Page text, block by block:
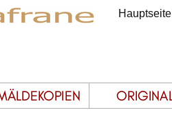
Hauptseite